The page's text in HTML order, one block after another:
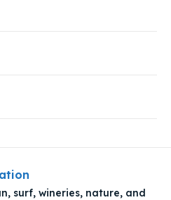
surf, wineries, nature, and